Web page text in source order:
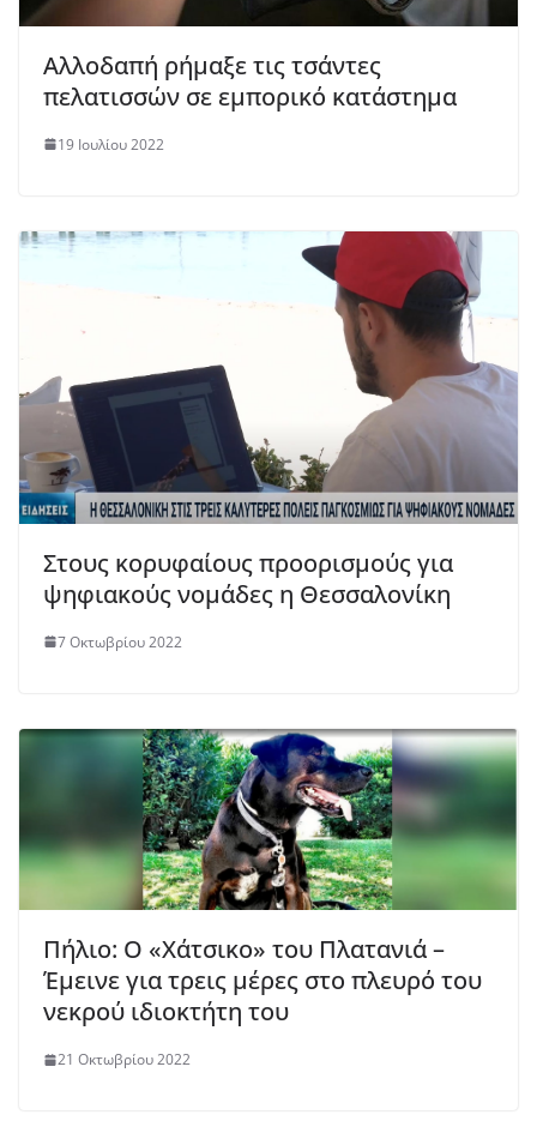
Αλλοδαπή ρήμαξε τις τσάντες
πελατισσών σε εμπορικό κατάστημα
19 Ιουλίου 2022
Στους κορυφαίους προορισμούς για
ψηφιακούς νομάδες η Θεσσαλονίκη
7 Οκτωβρίου 2022
Πήλιο: Ο «Χάτσικο» του Πλατανιά –
Έμεινε για τρεις μέρες στο πλευρό του
νεκρού ιδιοκτήτη του
21 Οκτωβρίου 2022